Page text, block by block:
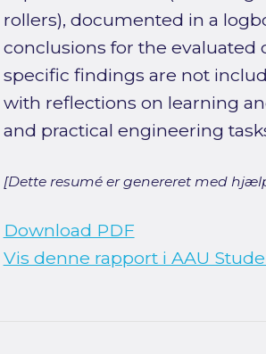
rollers), documented in a
conclusions for the evaluated
specific findings are not
with reflections on learning
and practical engineering
[Dette resumé er genereret med
Download PDF
Vis denne rapport i AAU